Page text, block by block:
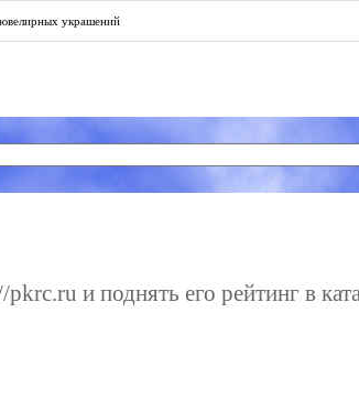
украшений
и поднять его рейтинг в